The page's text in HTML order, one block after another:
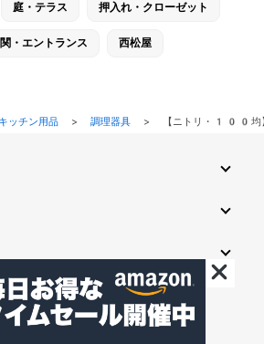
庭・テラス 押入れ・クローゼット
・エントランス 西松屋
キッチン用品> 調理器具> 【ニトリ・100均
ッズ 車・バイク 趣味・ホビー
ーム 押入れ・クローゼット
フランフラン CAINZ DAISO
セリア